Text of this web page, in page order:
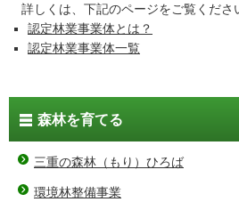
詳しくは、下記のページをご覧くださ
認定林業事業体とは？
認定林業事業体一覧
森林を育てる
三重の森林（もり）ひろば
環境林整備事業